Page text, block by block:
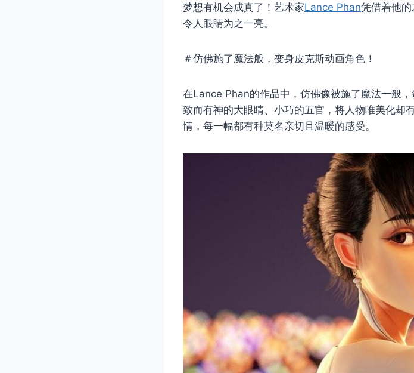
梦想有机会成真了！艺术家Lance Phan凭借着他的
令人眼睛为之一亮。
＃仿佛施了魔法般，变身皮克斯动画角色！
在Lance Phan的作品中，仿佛像被施了魔法一般
致而有神的大眼睛、小巧的五官，将人物唯美化却
情，每一幅都有种莫名亲切且温暖的感受。